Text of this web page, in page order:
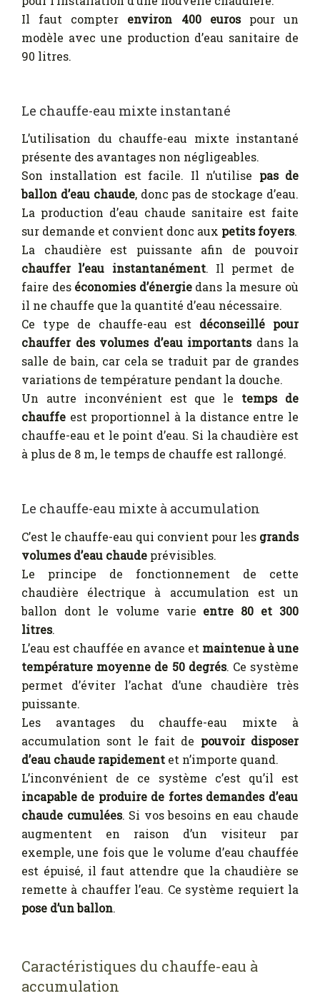
Il faut compter environ 400 eurospour un
modèle avec une production d’eau sanitaire de
90 litres.
Le chauffe-eau mixte instantané
L’utilisation du chauffe-eau mixte instantané
présente des avantages non négligeables.
Son installation est facile. Il n’utilise pas de
ballon d’eau chaude, donc pas de stockage d’eau.
La production d’eau chaude sanitaire est faite
sur demande et convient donc aux petits foyers.
La chaudière est puissante afin de pouvoir
chauffer l’eau instantanément. Il permet de
faire des économies d’énergie dans la mesure où
il ne chauffe que la quantité d’eau nécessaire.
Ce type de chauffe-eau est déconseillé pour
chauffer des volumes d’eau importantsdans la
salle de bain, car cela se traduit par de grandes
variations de température pendant la douche.
Un autre inconvénient est que le temps de
chauffe est proportionnel à la distance entre le
chauffe-eau et le point d’eau. Si la chaudière est
à plus de 8 m, le temps de chauffe est rallongé.
Le chauffe-eau mixte à accumulation
C’est le chauffe-eau qui convient pour les grands
volumes d’eau chaude prévisibles.
Le principe de fonctionnement de cette
chaudière électrique à accumulation est un
ballon dont le volume varie entre 80 et 300
litres.
L’eau est chauffée en avance et maintenue à une
température moyenne de 50 degrés. Ce système
permet d’éviter l’achat d’une chaudière très
puissante.
Les avantages du chauffe-eau mixte à
accumulation sont le fait de pouvoir disposer
d’eau chaude rapidement et n’importe quand.
L’inconvénient de ce système c’est qu’il est
incapable de produire de fortes demandes d’eau
chaude cumulées. Si vos besoins en eau chaude
augmentent en raison d’un visiteur par
exemple, une fois que le volume d’eau chauffée
est épuisé, il faut attendre que la chaudière se
remette à chauffer l’eau. Ce système requiert la
pose d’un ballon.
Caractéristiques du chauffe-eau à
accumulation